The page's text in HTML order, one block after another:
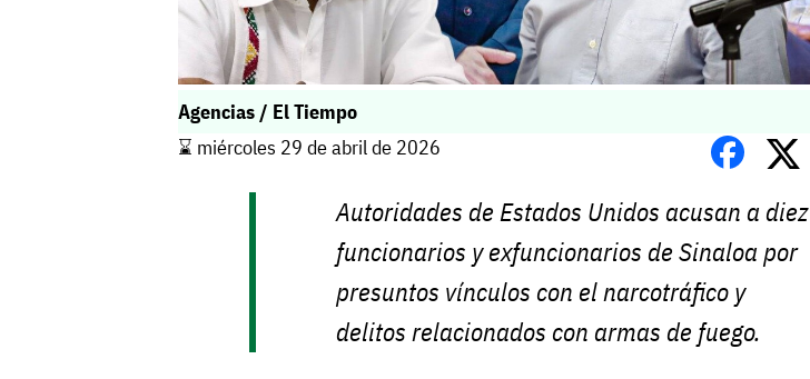
Agencias / El Tiempo
⌛️ miércoles 29 de abril de 2026
Autoridades de Estados Unidos acusan a diez
funcionarios y exfuncionarios de Sinaloa por
presuntos vínculos con el narcotráfico y
delitos relacionados con armas de fuego.